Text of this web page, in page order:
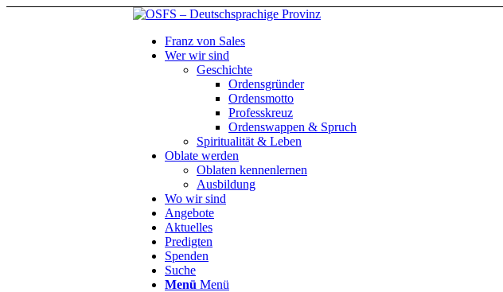
Franz von Sales
Wer wir sind
Geschichte
Ordensgründer
Ordensmotto
Professkreuz
Ordenswappen & Spruch
Spiritualität & Leben
Oblate werden
Oblaten kennenlernen
Ausbildung
Wo wir sind
Angebote
Aktuelles
Predigten
Spenden
Suche
Menü Menü